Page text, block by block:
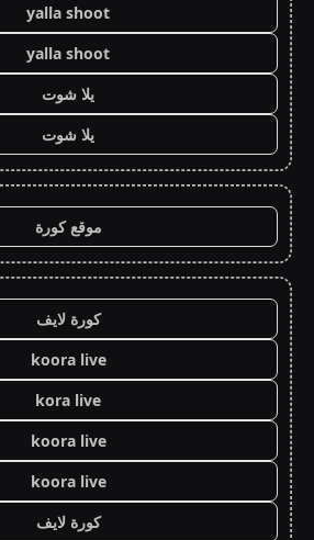
yalla shoot
yalla shoot
يلا شوت
يلا شوت
موقع كورة
كورة لايف
koora live
kora live
koora live
koora live
كورة لايف